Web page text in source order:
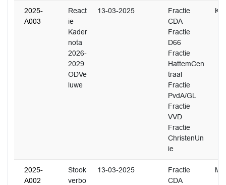
2025-
A003
React
ie
Kader
nota
2026-
2029
ODVe
luwe
13-03-2025
Fractie
CDA
Fractie
D66
Fractie
HattemCen
traal
Fractie
PvdA/GL
Fractie
VVD
Fractie
ChristenUn
ie
K.
2025-
A002
Stook
verbo
13-03-2025
Fractie
CDA
M.